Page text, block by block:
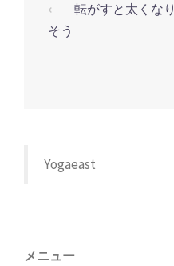
投
稿
シ
⟵ 転がすと太くなり
そう
Yogaeast
メニュー